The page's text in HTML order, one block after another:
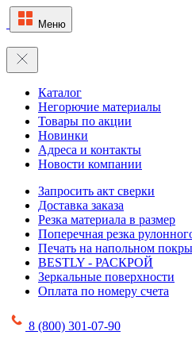
Меню
Каталог
Негорючие материалы
Товары по акции
Новинки
Адреса и контакты
Новости компании
Запросить акт сверки
Доставка заказа
Резка материала в размер
Поперечная резка
Печать на напольном
BESTLY - РАСКРОЙ
Зеркальные поверхности
Оплата по номеру счета
8 (800) 301-07-90